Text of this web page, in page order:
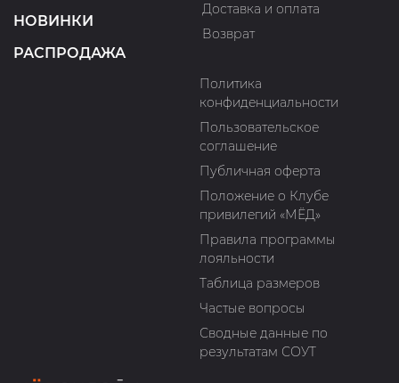
НОВИНКИ
РАСПРОДАЖА
Доставка и оплата
Возврат
Политика
конфиденциальности
Пользовательское
соглашение
Публичная оферта
Положение о Клубе
привилегий «МЁД»
Правила программы
лояльности
Таблица размеров
Частые вопросы
Сводные данные по
результатам СОУТ